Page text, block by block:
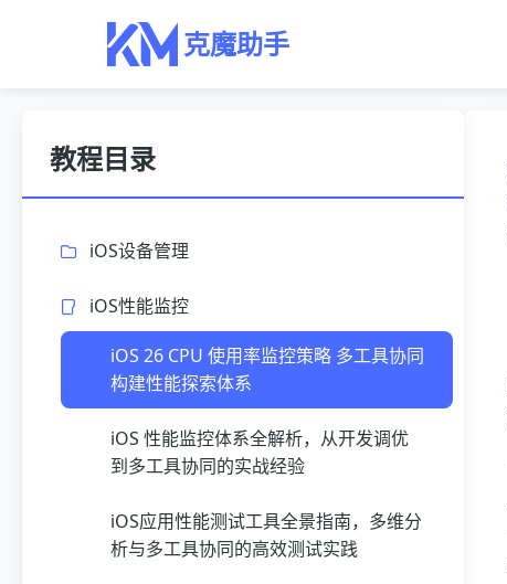
克魔助手
教程目录
iOS设备管理
iOS性能监控
iOS 26 CPU 使用率监控策略 多工具协同
构建性能探索体系
iOS 性能监控体系全解析，从开发调优
到多工具协同的实战经验
iOS应用性能测试工具全景指南，多维分
析与多工具协同的高效测试实践